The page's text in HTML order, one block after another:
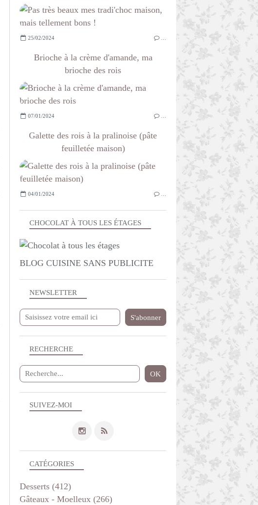
NEWSLETTER
SUIVEZ-MOI
RECHERCHE
CHOCOLAT À TOUS LES ÉTAGES
BLOG CUISINE SANS PUBLICITE
25/02/2024
Brioche à la crème d'amande, ma
brioche des rois
07/01/2024
Galette des rois à la pralinoise (pâte
feuilletée maison)
04/01/2024
CATÉGORIES
Desserts (412)
Gâteaux - Moelleux (266)